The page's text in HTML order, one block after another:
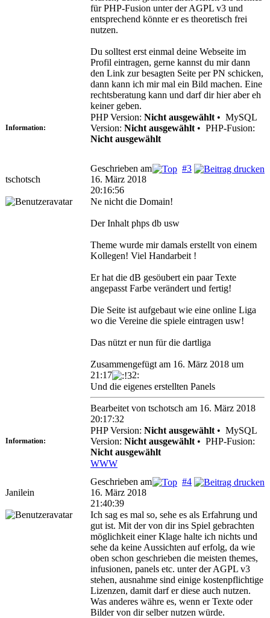
für PHP-Fusion unter der AGPL v3 und
entsprechend könnte er es theoretisch frei
nutzen.
Du solltest erst einmal deine Webseite im
Profil eintragen, gerne kannst du mir dann
den Link zur besagten Seite per PN schicken,
dann kann ich mir mal ein Bild machen. Eine
rechtsberatung kann und darf dir hier aber eh
keiner geben.
Information:
PHP Version: Nicht ausgewählt • MySQL
Version: Nicht ausgewählt • PHP-Fusion:
Nicht ausgewählt
tschotsch
#3
Geschrieben am
16. März 2018
20:16:56
Ne nicht die Domain!
Der Inhalt phps db usw
Theme wurde mir damals erstellt von einem
Kollegen! Viel Handarbeit !
Er hat die dB gesöubert ein paar Texte
angepasst Farbe verändert und fertig!
Die Seite ist aufgebaut wie eine online Liga
wo die Vereine die spiele eintragen usw!
Das nützt er nun für die dartliga
Zusammengefügt am 16. März 2018 um
21:17
2:
Und die eigenes erstellten Panels
Bearbeitet von tschotsch am 16. März 2018
20:17:32
Information:
PHP Version: Nicht ausgewählt • MySQL
Version: Nicht ausgewählt • PHP-Fusion:
Nicht ausgewählt
WWW
Janilein
#4
Geschrieben am
16. März 2018
21:40:39
Ich sag es mal so, sehe es als Erfahrung und
gut ist. Mit der von dir ins Spiel gebrachten
möglichkeit einer Klage halte ich nichts und
sehe da keine Aussichten auf erfolg, da wie
oben schon geschrieben die meisten themes,
infusionen, panels etc. unter der AGPL v3
stehen, ausnahme sind einige kostenpflichtige
Lizenzen, damit darf er diese auch nutzen.
Was anderes währe es, wenn er Texte oder
Bilder von dir selber nutzen würde.